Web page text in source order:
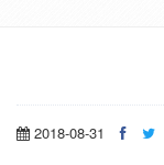
2018-08-31